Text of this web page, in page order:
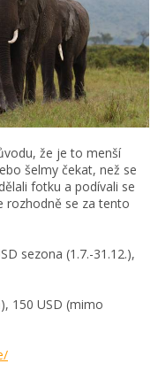
že je to menší
šelmy čekat, než se
fotku a podívali se
rozhodně se za tento
sezona (1.7.-31.12.),
150 USD (mimo